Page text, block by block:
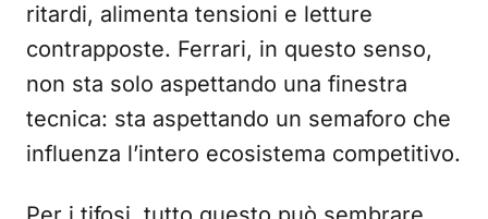
ritardi, alimenta tensioni e letture
contrapposte. Ferrari, in questo senso,
non sta solo aspettando una finestra
tecnica: sta aspettando un semaforo che
influenza l’intero ecosistema competitivo.